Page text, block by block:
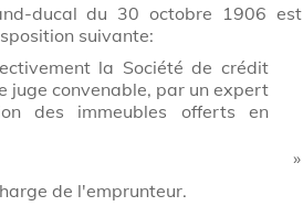
ducal du 30 octobre 1906 est
suivante:
la Société de crédit
juge convenable, par un expert
des immeubles offerts en
​ »
de l'emprunteur.